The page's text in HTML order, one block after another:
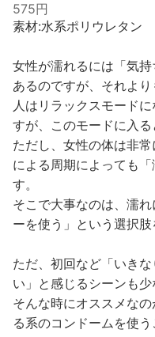
575円
素材:水系ポリウレタン
女性が濡れるには「気
あるのですが、それより
人はリラックスモード
すが、このモードに入る
ただし、女性の体は非常
による周期によっても
す。
そこで大事なのは、濡
ーを使う」という選択肢
ただ、初回など「いき
い」と感じるシーンも少
そんな時にオススメな
る系のコンドームを使う